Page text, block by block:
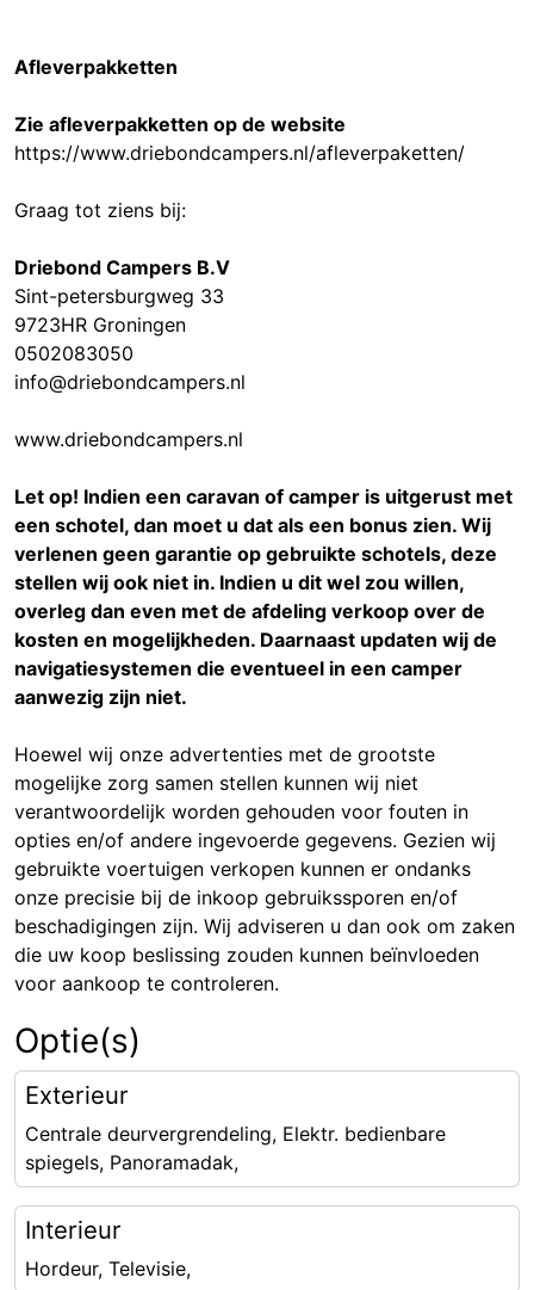
Afleverpakketten
Zie afleverpakketten op de website
https://www.driebondcampers.nl/afleverpaketten/
Graag tot ziens bij:
Driebond Campers B.V
Sint-petersburgweg 33
9723HR Groningen
0502083050
info@driebondcampers.nl
www.driebondcampers.nl
Let op! Indien een caravan of camper is uitgerust met
een schotel, dan moet u dat als een bonus zien. Wij
verlenen geen garantie op gebruikte schotels, deze
stellen wij ook niet in. Indien u dit wel zou willen,
overleg dan even met de afdeling verkoop over de
kosten en mogelijkheden. Daarnaast updaten wij de
navigatiesystemen die eventueel in een camper
aanwezig zijn niet.
Hoewel wij onze advertenties met de grootste
mogelijke zorg samen stellen kunnen wij niet
verantwoordelijk worden gehouden voor fouten in
opties en/of andere ingevoerde gegevens. Gezien wij
gebruikte voertuigen verkopen kunnen er ondanks
onze precisie bij de inkoop gebruikssporen en/of
beschadigingen zijn. Wij adviseren u dan ook om zaken
die uw koop beslissing zouden kunnen beïnvloeden
voor aankoop te controleren.
Optie(s)
Exterieur
Centrale deurvergrendeling, Elektr. bedienbare
spiegels, Panoramadak,
Interieur
Hordeur, Televisie,